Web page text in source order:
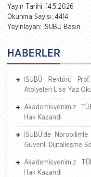
Yayın Tarihi: 14.5.2026
Okunma Sayısı: 4414
Yayınlayan: ISUBU Basın
HABERLER
ISUBÜ Rektörü
Atölyeleri Lise Yaz
Akademisyenimiz
Hak Kazandı
ISUBÜ’de
Güvenli Dijitalleşme
Akademisyenimiz
Hak Kazandı